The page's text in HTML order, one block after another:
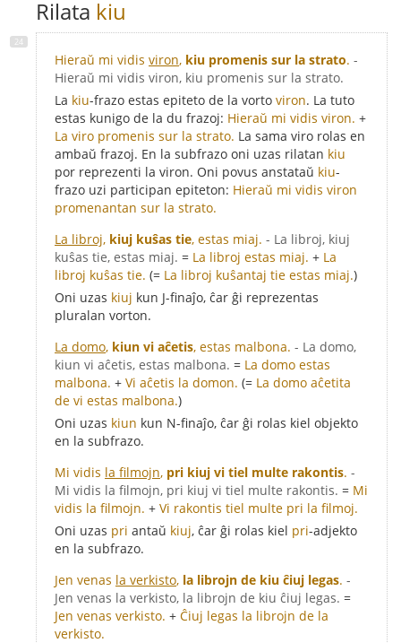
Rilata kiu
Hieraŭ mi vidis viron, kiu promenis sur la strato. -
Hieraŭ mi vidis viron, kiu promenis sur la strato.
La kiu-frazo estas epiteto de la vorto viron. La tuto
estas kunigo de la du frazoj: Hieraŭ mi vidis viron. +
La viro promenis sur la strato. La sama viro rolas en
ambaŭ frazoj. En la subfrazo oni uzas rilatan kiu
por reprezenti la viron. Oni povus anstataŭ kiu-
frazo uzi participan epiteton: Hieraŭ mi vidis viron
promenantan sur la strato.
La libroj, kiuj kuŝas tie, estas miaj. - La libroj, kiuj
kuŝas tie, estas miaj. = La libroj estas miaj. + La
libroj kuŝas tie. (= La libroj kuŝantaj tie estas miaj.)
Oni uzas kiuj kun J-finaĵo, ĉar ĝi reprezentas
pluralan vorton.
La domo, kiun vi aĉetis, estas malbona. - La domo,
kiun vi aĉetis, estas malbona. = La domo estas
malbona. + Vi aĉetis la domon. (= La domo aĉetita
de vi estas malbona.)
Oni uzas kiun kun N-finaĵo, ĉar ĝi rolas kiel objekto
en la subfrazo.
Mi vidis la filmojn, pri kiuj vi tiel multe rakontis. -
Mi vidis la filmojn, pri kiuj vi tiel multe rakontis. = Mi
vidis la filmojn. + Vi rakontis tiel multe pri la filmoj.
Oni uzas pri antaŭ kiuj, ĉar ĝi rolas kiel pri-adjekto
en la subfrazo.
Jen venas la verkisto, la librojn de kiu ĉiuj legas. -
Jen venas la verkisto, la librojn de kiu ĉiuj legas. =
Jen venas verkisto. + Ĉiuj legas la librojn de la
verkisto.